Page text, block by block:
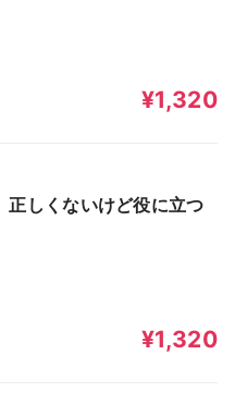
¥1,320
しくないけど役に立つ
¥1,320